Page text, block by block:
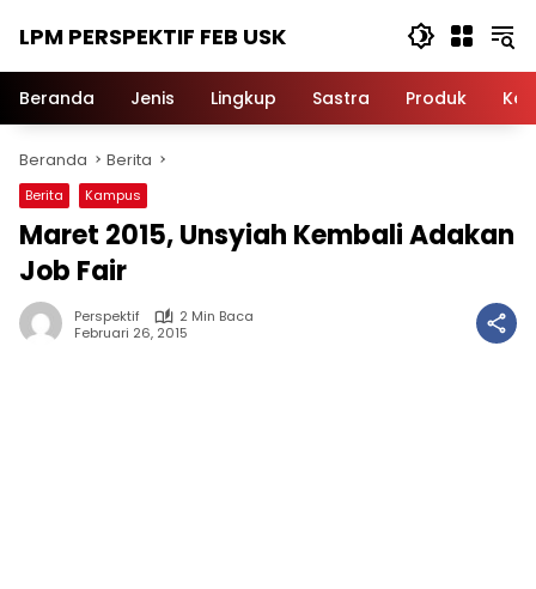
LPM PERSPEKTIF FEB USK
Beranda Jenis Lingkup Sastra Produk
Beranda Berita
Berita Kampus
Maret 2015, Unsyiah Kembali Adakan
Job Fair
Perspektif
2 Min Baca
Februari 26, 2015